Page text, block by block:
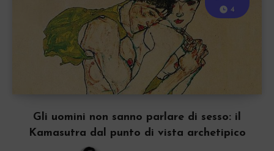
Gli uomini non sanno parlare di sesso: il
Kamasutra dal punto di vista archetipico
4